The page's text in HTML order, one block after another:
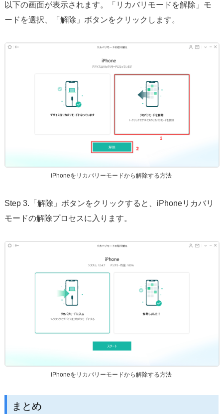
以下の画面が表示されます。「リカバリモードを解除」モ
ードを選択、「解除」ボタンをクリックします。
iPhoneをリカバリーモードから解除する方法
Step 3.「解除」ボタンをクリックすると、iPhoneリカバリ
モードの解除プロセスに入ります。
iPhoneをリカバリーモードから解除する方法
まとめ